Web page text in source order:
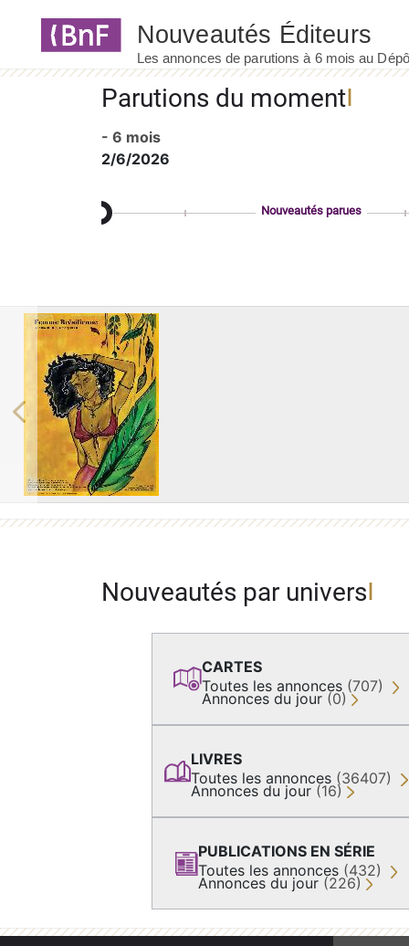
Parutions du moment
- 6 mois
2/6/2026
Nouveautés parues
Previous
Nouveautés par univers
CARTES
Toutes les annonces (707)
Annonces du jour (0)
LIVRES
Toutes les annonces (36407)
Annonces du jour (16)
PUBLICATIONS EN SÉRIE
Toutes les annonces (432)
Annonces du jour (226)